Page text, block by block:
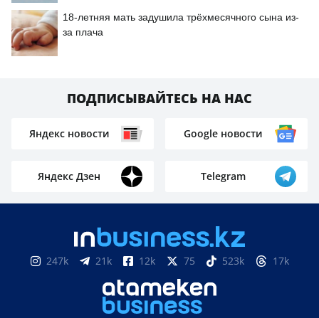
18-летняя мать задушила трёхмесячного сына из-
за плача
ПОДПИСЫВАЙТЕСЬ НА НАС
Яндекс новости Google новости
Яндекс Дзен Telegram
247k 21k 12k 75 523k 17k